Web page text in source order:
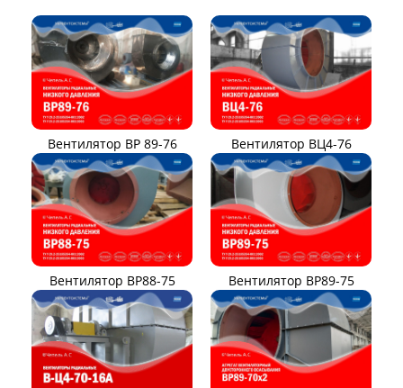
Вентилятор ВР 89-76 Вентилятор ВЦ4-76
Вентилятор ВР88-75 Вентилятор ВР89-75